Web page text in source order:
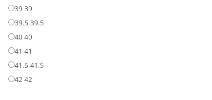
39 39
39.5 39.5
40 40
41 41
41.5 41.5
42 42